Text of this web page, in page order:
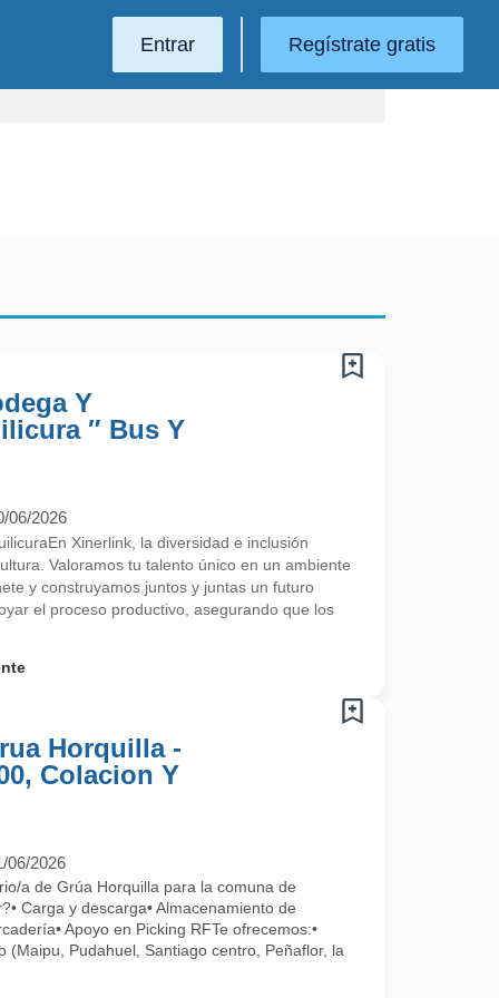
Entrar Regístrate gratis
Y
″ Bus Y
06/2026
Xinerlink, la diversidad e inclusión
Valoramos tu talento único en un ambiente
y construyamos juntos y juntas un futuro
el proceso productivo, asegurando que los
Horquilla -
Colacion Y
06/2026
a de Grúa Horquilla para la comuna de
Carga y descarga• Almacenamiento de
Apoyo en Picking RFTe ofrecemos:•
(Maipu, Pudahuel, Santiago centro, Peñaflor, la